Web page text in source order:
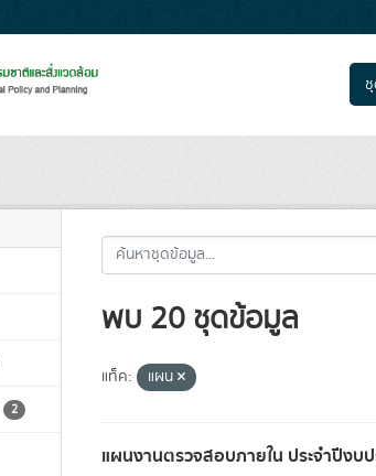
2
พบ 20 ชุดข้อมูล
แท็ค: แผน
แผนงานตรวจสอบภายใน ประจำปีงบ